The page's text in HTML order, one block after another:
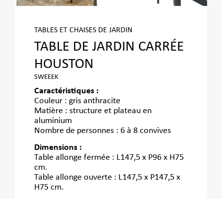
TABLES ET CHAISES DE JARDIN
TABLE DE JARDIN CARRÉE
HOUSTON
SWEEEK
Caractéristiques :
Couleur : gris anthracite
Matière : structure et plateau en
aluminium
Nombre de personnes : 6 à 8 convives
Dimensions :
Table allonge fermée : L147,5 x P96 x H75
cm.
Table allonge ouverte : L147,5 x P147,5 x
H75 cm.